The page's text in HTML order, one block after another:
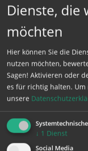
Produkt
Bitte melden Sie
und Passwort an.
Benutzername
Dienste, die
möchten
Hier können Sie die
nutzen möchten,
Sagen! Aktivieren oder
es für richtig halten. Um
unsere
↓ 1 Dienst
Social Media